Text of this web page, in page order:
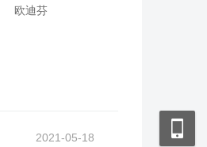
欧迪芬
2021-05-18